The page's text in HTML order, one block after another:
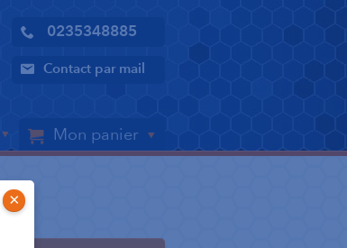
0235348885
Contact par mail
Mon panier
×